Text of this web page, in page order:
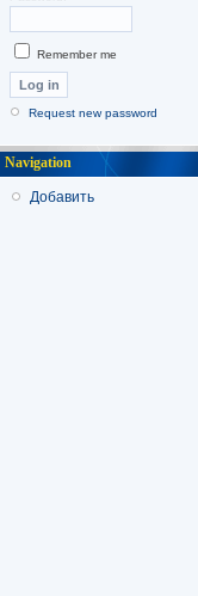
Remember me
Request new password
Navigation
Добавить